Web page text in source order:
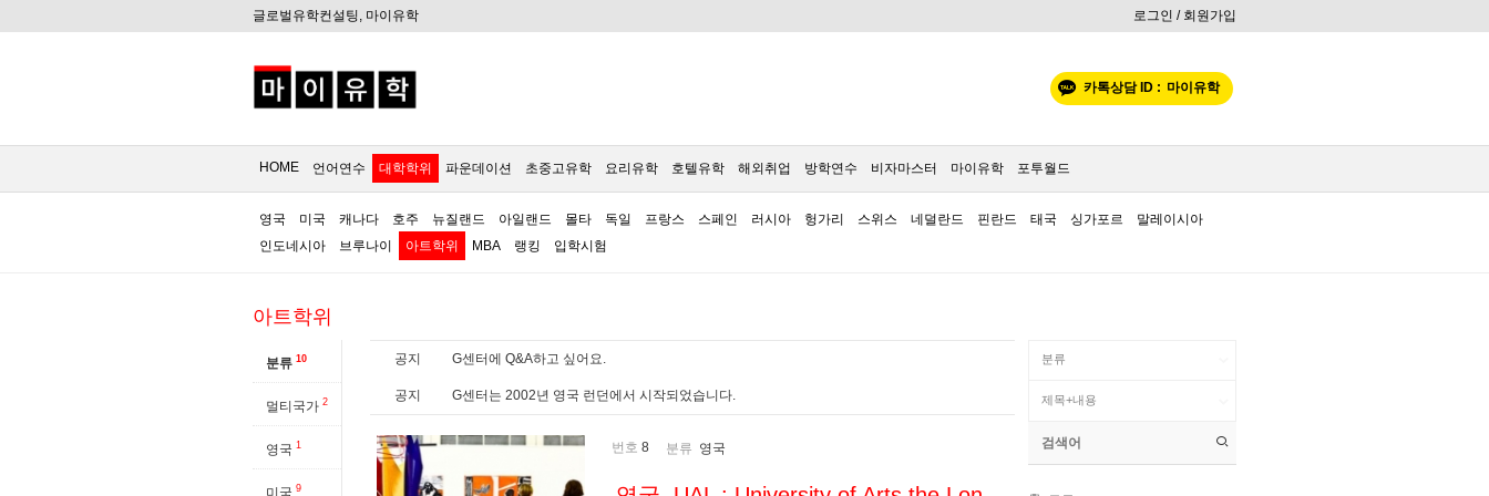
글로벌유학컨설팅, 마이유학 로그인 / 회원가입
카톡상담 ID : 마이유학
HOME 언어연수 대학학위 파운데이션 초중고유학 요리유학 호텔유학 해외취업 방학연수 비자마스터 마이유학 포투월드
영국 미국 캐나다 호주 뉴질랜드 아일랜드 몰타 독일 프랑스 스페인 러시아 헝가리 스위스 네덜란드 핀란드 태국 싱가포르
말레이시아
인도네시아
브루나이 아트학위 MBA 랭킹 입학시험
아트학위
분류 10
멀티국가 2
영국 1
미국 9
공지 G센터에 Q&A하고 싶어요.
공지 G센터는 2002년 영국 런던에서 시작되었습니다.
번호 8 분류 영국